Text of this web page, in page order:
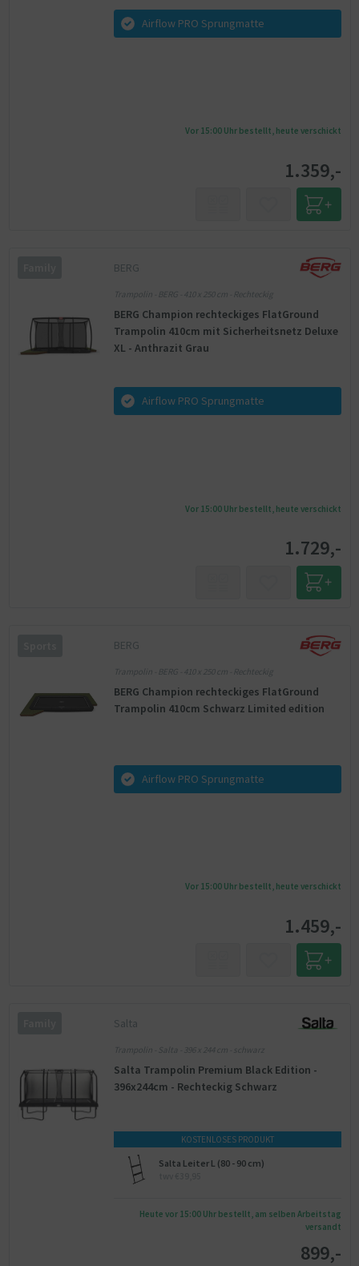
Airflow PRO Sprungmatte
Vor 15:00 Uhr bestellt, heute verschickt
1.359,-
BERG
Trampolin - BERG - 410 x 250 cm - Rechteckig
BERG Champion rechteckiges FlatGround
Trampolin 410cm mit Sicherheitsnetz Deluxe
XL - Anthrazit Grau
Airflow PRO Sprungmatte
Vor 15:00 Uhr bestellt, heute verschickt
1.729,-
BERG
Trampolin - BERG - 410 x 250 cm - Rechteckig
BERG Champion rechteckiges FlatGround
Trampolin 410cm Schwarz Limited edition
Airflow PRO Sprungmatte
Vor 15:00 Uhr bestellt, heute verschickt
1.459,-
Salta
Trampolin - Salta - 396 x 244 cm - schwarz
Salta Trampolin Premium Black Edition -
396x244cm - Rechteckig Schwarz
KOSTENLOSES PRODUKT
Salta Leiter L (80 - 90 cm)
Heute vor 15:00 Uhr bestellt, am selben Arbeitstag
versandt
899,-